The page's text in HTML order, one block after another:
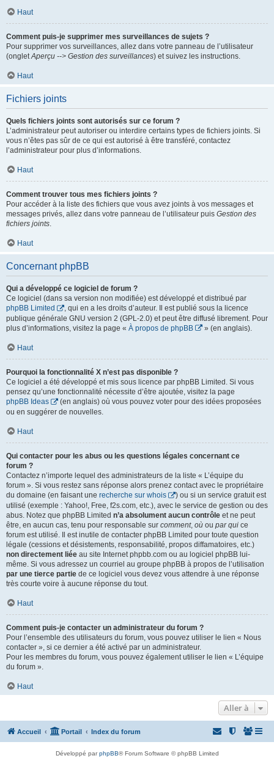
Haut
Comment puis-je supprimer mes surveillances de sujets ?
Pour supprimer vos surveillances, allez dans votre panneau de l’utilisateur
(ongletAperçu --> Gestion des surveillances) et suivez les instructions.
Haut
Fichiers joints
Quels fichiers joints sont autorisés sur ce forum ?
L’administrateur peut autoriser ou interdire certains types de fichiers joints. Si
vous n’êtes pas sûr de ce qui est autorisé à être transféré, contactez
l’administrateur pour plus d’informations.
Haut
Comment trouver tous mes fichiers joints ?
Pour accéder à la liste des fichiers que vous avez joints à vos messages et
messages privés, allez dans votre panneau de l’utilisateur puis Gestion des
fichiers joints.
Haut
Concernant phpBB
Qui a développé ce logiciel de forum ?
Ce logiciel (dans sa version non modifiée) est développé et distribué par
phpBB Limited
, qui en a les droits d’auteur. Il est publié sous la licence
publique générale GNU version 2 (GPL-2.0) et peut être diffusé librement. Pour
plus d’informations, visitez la page « À propos de phpBB » (en anglais).
Haut
Pourquoi la fonctionnalité X n’est pas disponible ?
Ce logiciel a été développé et mis sous licence par phpBB Limited. Si vous
pensez qu’une fonctionnalité nécessite d’être ajoutée, visitez la page
phpBB Ideas
(en anglais) où vous pouvez voter pour des idées proposées
ou en suggérer de nouvelles.
Haut
Qui contacter pour les abus ou les questions légales concernant ce
forum ?
Contactez n’importe lequel des administrateurs de la liste « L’équipe du
forum ». Si vous restez sans réponse alors prenez contact avec le propriétaire
du domaine (en faisant une recherche sur whois
) ou si un service gratuit est
utilisé (exemple : Yahoo!, Free, f2s.com, etc.), avec le service de gestion ou des
abus. Notez que phpBB Limited n’a absolument aucun contrôle et ne peut
être, en aucun cas, tenu pour responsable sur comment, où ou par qui ce
forum est utilisé. Il est inutile de contacter phpBB Limited pour toute question
légale (cessions et désistements, responsabilité, propos diffamatoires, etc.)
non directement liée au site Internet phpbb.com ou au logiciel phpBB lui-
même. Si vous adressez un courriel au groupe phpBB à propos de l’utilisation
par une tierce partie de ce logiciel vous devez vous attendre à une réponse
très courte voire à aucune réponse du tout.
Haut
Comment puis-je contacter un administrateur du forum ?
Pour l’ensemble des utilisateurs du forum, vous pouvez utiliser le lien « Nous
contacter », si ce dernier a été activé par un administrateur.
Pour les membres du forum, vous pouvez également utiliser le lien « L’équipe
du forum ».
Haut
Aller à
Accueil Portail Index du forum
Développé parphpBB® Forum Software © phpBB Limited